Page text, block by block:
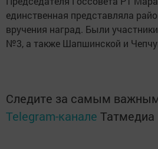
единственная представляла
вручения наград. Были
№3, а также Шапшинской и
Следите за самым
Telegram-канале Татмедиа